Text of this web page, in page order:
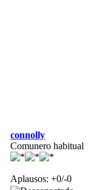
connolly
Comunero habitual
Aplausos: +0/-0